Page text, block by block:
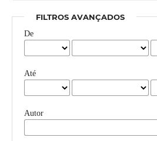
FILTROS AVANÇADOS
De
Até
Autor